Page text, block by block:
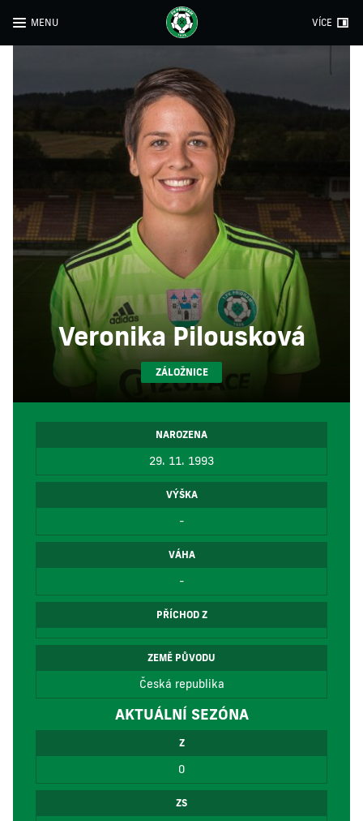
MENU VÍCE
Veronika Pilousková
ZÁLOŽNICE
NAROZENA
29. 11. 1993
VÝŠKA
-
VÁHA
-
PŘÍCHOD Z
ZEMĚ PŮVODU
Česká republika
AKTUÁLNÍ SEZÓNA
Z
0
ZS